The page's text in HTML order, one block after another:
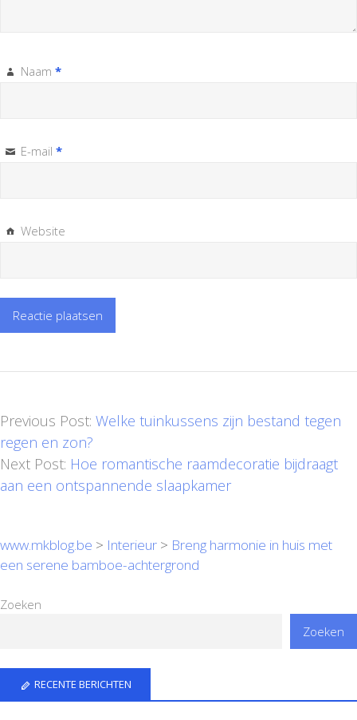
Naam *
E-mail *
Website
Previous Post: Welke tuinkussens zijn bestand tegen
regen en zon?
Next Post: Hoe romantische raamdecoratie bijdraagt
aan een ontspannende slaapkamer
www.mkblog.be > Interieur > Breng harmonie in huis met
een serene bamboe-achtergrond
Zoeken
Zoeken
RECENTE BERICHTEN